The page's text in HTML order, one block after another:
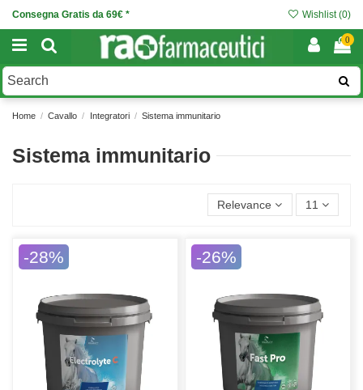
Consegna Gratis da 69€ * Wishlist (0)
0
Home Cavallo Integratori Sistema immunitario
Sistema immunitario
Relevance 11
-28% -26%